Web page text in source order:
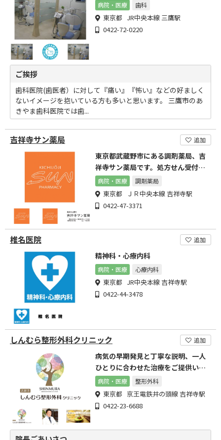
病院・医療 歯科
東京都 JR中央本線 三鷹駅
0422-72-0220
ご挨拶
歯科医院(歯医者）に対して『痛い』『怖い』などの好ましく
ないイメージを抱いている方も多いと思います。 三鷹市のあ
きやま歯科医院では歯...
吉祥寺サン薬局 追加
東京都武蔵野市にある調剤薬局、吉
祥寺サン薬局です。処方せん受付を
しています。
病院・医療 調剤薬局
東京都 ＪＲ中央本線 吉祥寺駅
0422-47-3371
椎名医院 追加
精神科・心療内科
病院・医療 心療内科
東京都 JR中央本線 吉祥寺駅
0422-44-3478
しんむら整形外科クリニック 追加
病気の早期発見と丁寧な説明、一人
ひとりに合わせた治療をご提供いた
します
病院・医療 整形外科
東京都 京王電鉄井の頭線 吉祥寺駅
0422-23-6688